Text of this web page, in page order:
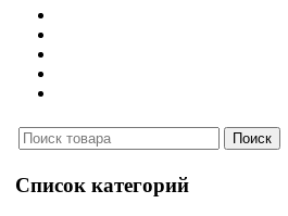
Список категорий